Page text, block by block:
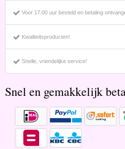
Voor 17.00 uur besteld en betaling
Kwaliteitsproducten!
Snelle, vriendelijke service!
Snel en gemakkelijk